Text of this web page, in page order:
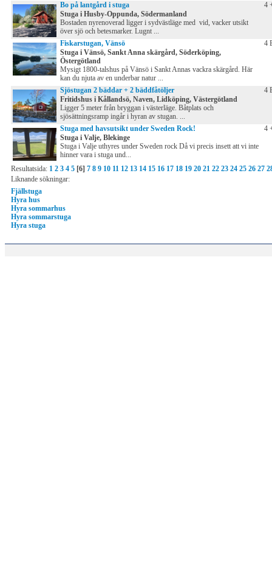
Bo på lantgård i stuga
Stuga i Husby-Oppunda, Södermanland
Bostaden nyrenoverad ligger i sydvästläge med vid, vacker utsikt
över sjö och betesmarker. Lugnt ...
4
Fiskarstugan, Vänsö
Stuga i Vänsö, Sankt Anna skärgård, Söderköping,
Östergötland
Mysigt 1800-talshus på Vänsö i Sankt Annas vackra skärgård. Här
kan du njuta av en underbar natur ...
4
Sjöstugan 2 bäddar + 2 bäddfåtöljer
Fritidshus i Kållandsö, Naven, Lidköping, Västergötland
Ligger 5 meter från bryggan i västerläge. Båtplats och
sjösättningsramp ingår i hyran av stugan. ...
4
Stuga med havsutsikt under Sweden Rock!
Stuga i Valje, Blekinge
Stuga i Valje uthyres under Sweden rock Då vi precis insett att vi inte
hinner vara i stuga und...
4
Resultatsida: 1 2 3 4 5 [6] 7 8 9 10 11 12 13 14 15 16 17 18 19 20 21 22 23 24 25 26 27
Liknande sökningar:
Fjällstuga
Hyra hus
Hyra sommarhus
Hyra sommarstuga
Hyra stuga